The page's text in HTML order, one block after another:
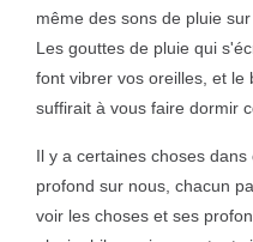
même des sons de pluie
Les gouttes de pluie qui
font vibrer vos oreilles, et le
suffirait à vous faire dormir
Il y a certaines choses
profond sur nous, chacun
voir les choses et ses